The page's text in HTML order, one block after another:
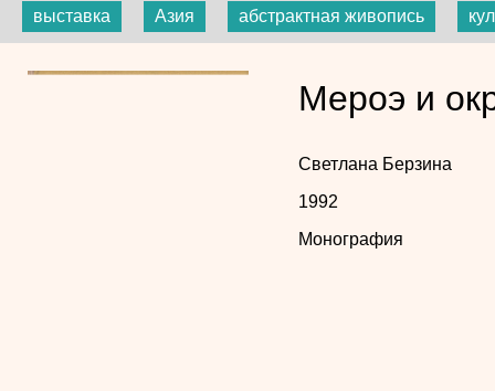
выставка Азия абстрактная живопись
Мероэ и
Светлана Берзина
1992
Монография